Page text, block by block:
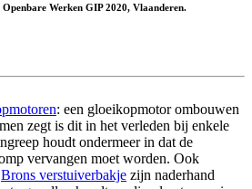
Werken GIP 2020, Vlaanderen.
: een gloeikopmotor ombouwen
zegt is dit in het verleden bij enkele
houdt ondermeer in dat de
vervangen moet worden. Ook
Brons verstuiverbakje zijn naderhand